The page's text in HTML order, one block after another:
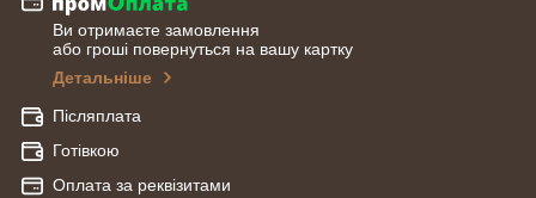
Ви отримаєте замовлення
або гроші повернуться на вашу картку
Детальніше
Післяплата
Готівкою
Оплата за реквізитами